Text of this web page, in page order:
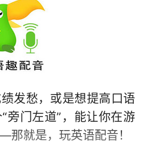
发愁，或是想提高口语
旁门左道”，能让你在游
就是，玩英语配音！